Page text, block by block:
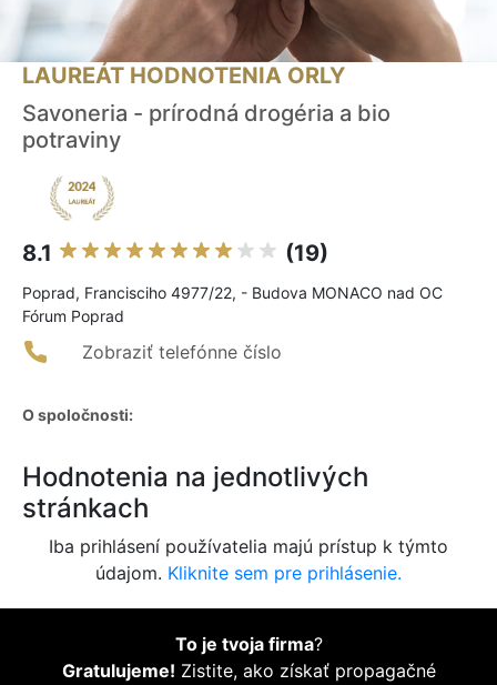
LAUREÁT HODNOTENIA ORLY
Savoneria - prírodná drogéria a bio
potraviny
8.1 (19)
Poprad, Francisciho 4977/22, - Budova MONACO nad OC
Fórum Poprad
Zobraziť telefónne číslo
O spoločnosti:
Hodnotenia na jednotlivých
stránkach
Iba prihlásení používatelia majú prístup k týmto
údajom. Kliknite sem pre prihlásenie.
To je tvoja firma?
Gratulujeme! Zistite, ako získať propagačné